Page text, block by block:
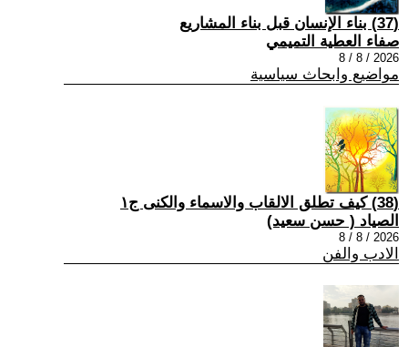
(37) بناء الإنسان قبل بناء المشاريع
صفاء العطية التميمي
2026 / 8 / 8
مواضيع وابحاث سياسية
(38) كيف تطلق الالقاب والاسماء والكنى ج١
الصياد ‏( حسن سعيد‏)
2026 / 8 / 8
الادب والفن